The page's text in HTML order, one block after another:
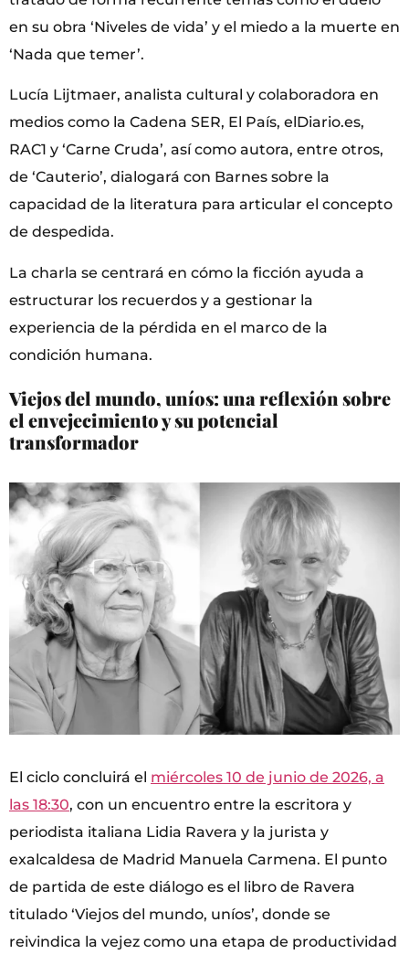
en su obra ‘Niveles de vida’ y el miedo a la muerte en
‘Nada que temer’.
Lucía Lijtmaer, analista cultural y colaboradora en
medios como la Cadena SER, El País, elDiario.es,
RAC1 y ‘Carne Cruda’, así como autora, entre otros,
de ‘Cauterio’, dialogará con Barnes sobre la
capacidad de la literatura para articular el concepto
de despedida.
La charla se centrará en cómo la ficción ayuda a
estructurar los recuerdos y a gestionar la
experiencia de la pérdida en el marco de la
condición humana.
Viejos del mundo, uníos: una reflexión sobre
el envejecimiento y su potencial
transformador
El ciclo concluirá el miércoles 10 de junio de 2026, a
las 18:30, con un encuentro entre la escritora y
periodista italiana Lidia Ravera y la jurista y
exalcaldesa de Madrid Manuela Carmena. El punto
de partida de este diálogo es el libro de Ravera
titulado ‘Viejos del mundo, uníos’, donde se
reivindica la vejez como una etapa de productividad